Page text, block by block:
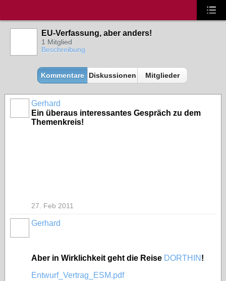
EU-Verfassung, aber anders!
1 Mitglied
Beschreibung
Kommentare Diskussionen Mitglieder
Gerhard
Ein überaus interessantes Gespräch zu dem
Themenkreis!
27. Feb 2011
Gerhard
Aber in Wirklichkeit geht die Reise DORTHIN !
Entwurf_Vertrag_ESM.pdf